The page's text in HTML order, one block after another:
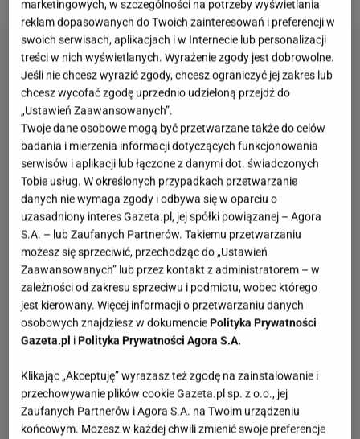
marketingowych, w szczególności na potrzeby wyświetlania
reklam dopasowanych do Twoich zainteresowań i preferencji w
swoich serwisach, aplikacjach i w Internecie lub personalizacji
treści w nich wyświetlanych. Wyrażenie zgody jest dobrowolne.
Jeśli nie chcesz wyrazić zgody, chcesz ograniczyć jej zakres lub
chcesz wycofać zgodę uprzednio udzieloną przejdź do
„Ustawień Zaawansowanych”.
Twoje dane osobowe mogą być przetwarzane także do celów
badania i mierzenia informacji dotyczących funkcjonowania
serwisów i aplikacji lub łączone z danymi dot. świadczonych
Tobie usług. W określonych przypadkach przetwarzanie
danych nie wymaga zgody i odbywa się w oparciu o
uzasadniony interes Gazeta.pl, jej spółki powiązanej – Agora
S.A. – lub Zaufanych Partnerów. Takiemu przetwarzaniu
możesz się sprzeciwić, przechodząc do „Ustawień
Zaawansowanych” lub przez kontakt z administratorem – w
zależności od zakresu sprzeciwu i podmiotu, wobec którego
jest kierowany. Więcej informacji o przetwarzaniu danych
osobowych znajdziesz w dokumenciePolityka Prywatności
Gazeta.pl iPolityka Prywatności Agora S.A.
Klikając „Akceptuję” wyrażasz też zgodę na zainstalowanie i
przechowywanie plików cookie Gazeta.pl sp. z o.o., jej
Zaufanych Partnerów i Agora S.A. na Twoim urządzeniu
końcowym. Możesz w każdej chwili zmienić swoje preferencje